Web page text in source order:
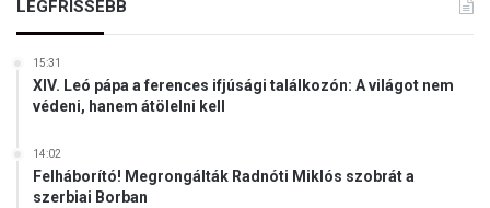
LEGFRISSEBB
15:31
XIV. Leó pápa a ferences ifjúsági találkozón: A világot nem
védeni, hanem átölelni kell
14:02
Felháborító! Megrongálták Radnóti Miklós szobrát a
szerbiai Borban